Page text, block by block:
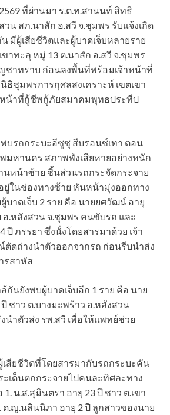
ที่ผ่านมา ร.ต.ท.สานนท์ สิทธิ
วน สภ.นาสัก อ.สวี จ.ชุมพร รับแจ้งเกิด
มีผู้เสียชีวิตและผู้บาดเจ็บหลายราย
าทะลุ หมู่ 13 ต.นาสัก อ.สวี จ.ชุมพร
ชาทราบ ก่อนลงพื้นที่พร้อมเจ้าหน้าที่
ชุมพรการกุศลสงเคราะห์ เขตเขา
หน้าที่กู้ชีพกู้ภัยสมาคมพุทธประทีป
พบรถกระบะอีซูซุ สีบรอนซ์เทา ตอน
พมหานคร สภาพพังเสียหายอย่างหนัก
นหน้าซ้าย ชิ้นส่วนรถกระจัดกระจาย
ยู่ในช่องทางซ้าย หันหน้ามุ่งออกทาง
บาดเจ็บ 2 ราย คือ นายยศวัฒน์ อายุ
อ.หลังสวน จ.ชุมพร คนขับรถ และ
ปี ภรรยา ซึ่งนั่งโดยสารมาด้วย เจ้า
ดถ่างนำตัวออกจากรถ ก่อนรีบนำส่ง
รสาหัส
กันยังพบผู้บาดเจ็บอีก 1 ราย คือ นาย
ชาว ต.บางมะพร้าว อ.หลังสวน
นำตัวส่ง รพ.สวี เพื่อให้แพทย์ช่วย
สียชีวิตที่โดยสารมากับรถกระบะคัน
ะเด็นตกกระจายไปคนละทิศละทาง
น.ส.สุมินตรา อายุ 23 ปี ชาว ต.เขา
ด.ญ.นลินนิภา อายุ 2 ปี ลูกสาวของนาย